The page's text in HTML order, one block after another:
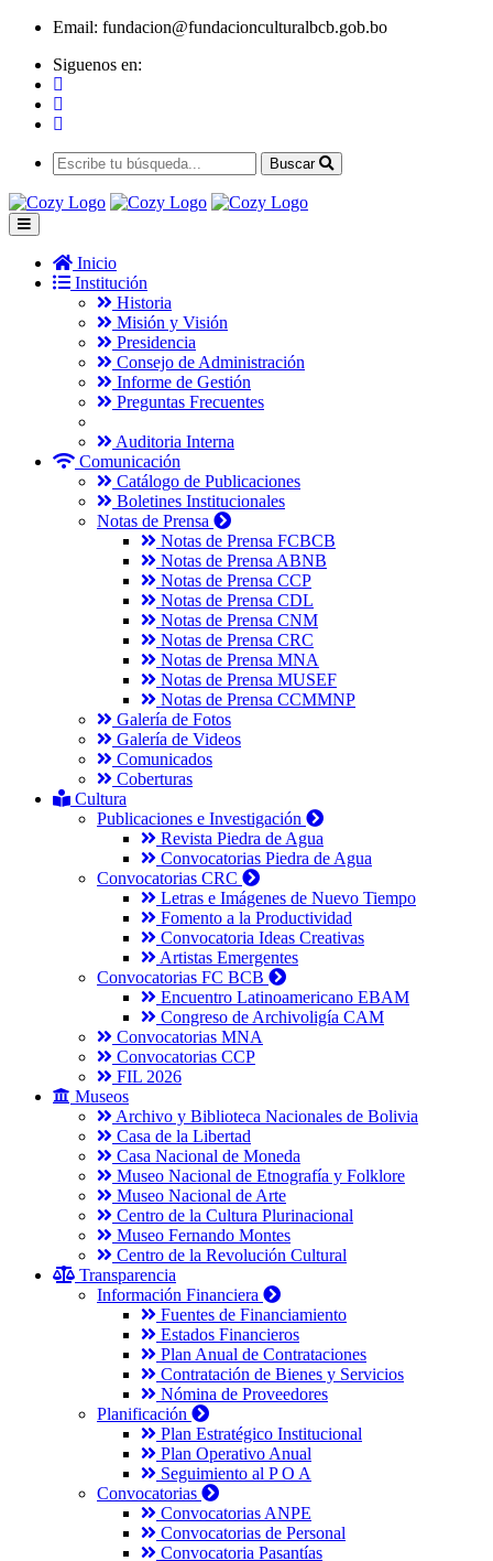
Email: fundacion@fundacionculturalbcb.gob.bo
Siguenos en:
Buscar
Inicio
Institución
Historia
Misión y Visión
Presidencia
Consejo de Administración
Informe de Gestión
Preguntas Frecuentes
Auditoria Interna
Comunicación
Catálogo de Publicaciones
Boletines Institucionales
Notas de Prensa
Notas de Prensa FCBCB
Notas de Prensa ABNB
Notas de Prensa CCP
Notas de Prensa CDL
Notas de Prensa CNM
Notas de Prensa CRC
Notas de Prensa MNA
Notas de Prensa MUSEF
Notas de Prensa CCMMNP
Galería de Fotos
Galería de Videos
Comunicados
Coberturas
Cultura
Publicaciones e Investigación
Revista Piedra de Agua
Convocatorias Piedra de Agua
Convocatorias CRC
Letras e Imágenes de Nuevo Tiempo
Fomento a la Productividad
Convocatoria Ideas Creativas
Artistas Emergentes
Convocatorias FC BCB
Encuentro Latinoamericano EBAM
Congreso de Archivoligía CAM
Convocatorias MNA
Convocatorias CCP
FIL 2026
Museos
Archivo y Biblioteca Nacionales de Bolivia
Casa de la Libertad
Casa Nacional de Moneda
Museo Nacional de Etnografía y Folklore
Museo Nacional de Arte
Centro de la Cultura Plurinacional
Museo Fernando Montes
Centro de la Revolución Cultural
Transparencia
Información Financiera
Fuentes de Financiamiento
Estados Financieros
Plan Anual de Contrataciones
Contratación de Bienes y Servicios
Nómina de Proveedores
Planificación
Plan Estratégico Institucional
Plan Operativo Anual
Seguimiento al P O A
Convocatorias
Convocatorias ANPE
Convocatorias de Personal
Convocatoria Pasantías